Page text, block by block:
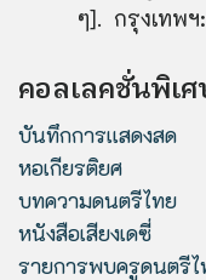
ๆ]. กรุงเทพ
คอลเลคชั่นพิเศ
บันทึกการแสดงสด
หอเกียรติยศ
บทความดนตรีไทย
หนังสือเสียงเดซี่
รายการพบครูดนตรีไ